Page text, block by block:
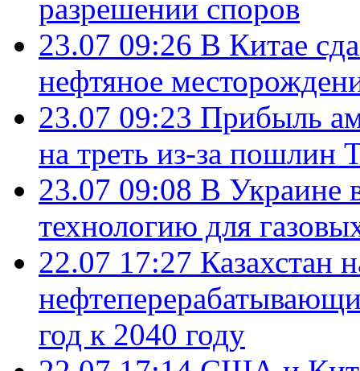
разрешении споров
23.07 09:26 В Китае
нефтяное
23.07 09:23 Прибыль
на треть из-за пошлин
23.07 09:08 В Украине
технологию для
22.07 17:27 Казахстан
год к 2040 году